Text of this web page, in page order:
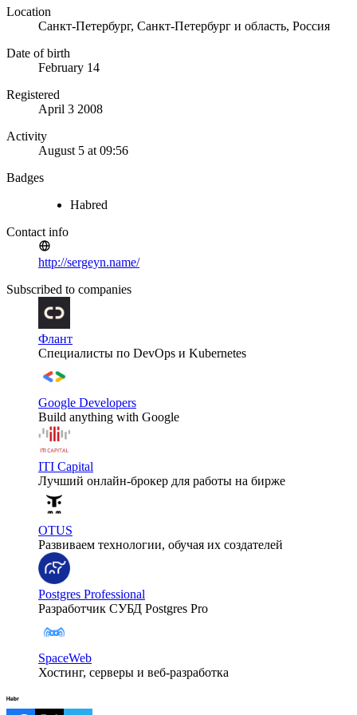
Location
Санкт-Петербург, Санкт-Петербург и область, Россия
Date of birth
February 14
Registered
April 3 2008
Activity
August 5 at 09:56
Badges
Habred
Contact info
http://sergeyn.name/
Subscribed to companies
Флант
Специалисты по DevOps и Kubernetes
Google Developers
Build anything with Google
ITI Capital
Лучший онлайн-брокер для работы на бирже
OTUS
Развиваем технологии, обучая их создателей
Postgres Professional
Разработчик СУБД Postgres Pro
SpaceWeb
Хостинг, серверы и веб-разработка